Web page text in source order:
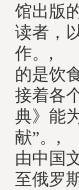
馆出版
读者，
作。,
的是饮
接着各
典》能
献”。,
由中国
至俄罗